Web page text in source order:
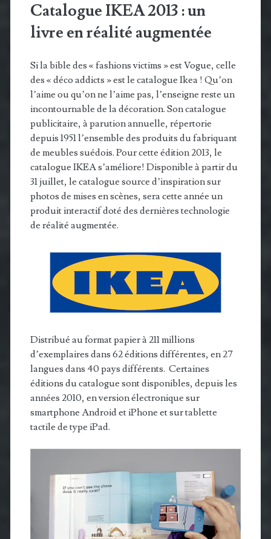
Catalogue IKEA 2013 : un
livre en réalité augmentée
Si la bible des « fashions victims » est Vogue, celle
des « déco addicts » est le catalogue Ikea ! Qu’on
l’aime ou qu’on ne l’aime pas, l’enseigne reste un
incontournable de la décoration. Son catalogue
publicitaire, à parution annuelle, répertorie
depuis 1951 l’ensemble des produits du fabriquant
de meubles suédois. Pour cette édition 2013, le
catalogue IKEA s’améliore! Disponible à partir du
31 juillet, le catalogue source d’inspiration sur
photos de mises en scènes, sera cette année un
produit interactif doté des dernières technologie
de réalité augmentée.
Distribué au format papier à 211 millions
d’exemplaires dans 62 éditions différentes, en 27
langues dans 40 pays différents. Certaines
éditions du catalogue sont disponibles, depuis les
années 2010, en version électronique sur
smartphone Android et iPhone et sur tablette
tactile de type iPad.